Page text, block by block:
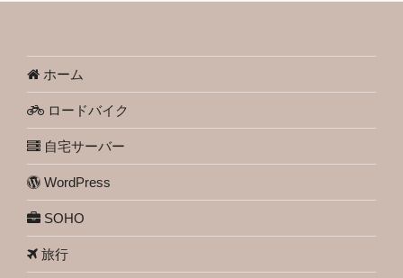
ホーム
ロードバイク
自宅サーバー
WordPress
SOHO
旅行